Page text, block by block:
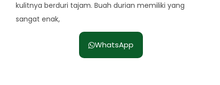
kulitnya berduri tajam. Buah durian memiliki yang
sangat enak,
WhatsApp